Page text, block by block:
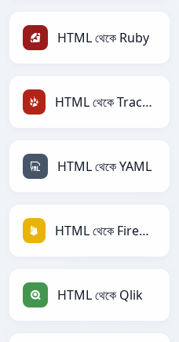
HTML থেকে Ruby
HTML থেকে TracWiki
HTML থেকে YAML
HTML থেকে Firebase
HTML থেকে Qlik